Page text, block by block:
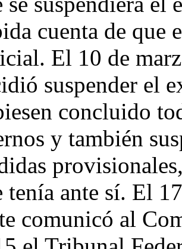
cuenta de que
El 10 de
suspender el
concluido
y también
tenía ante sí. El
comunicó al